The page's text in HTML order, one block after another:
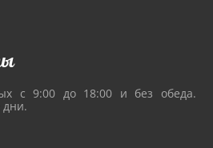
с 9:00 до 18:00 и без обеда.